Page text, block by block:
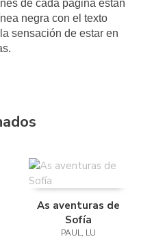
de cada página están
negra con el texto
sensación de estar en
As aventuras de
Sofía
PAUL, LU